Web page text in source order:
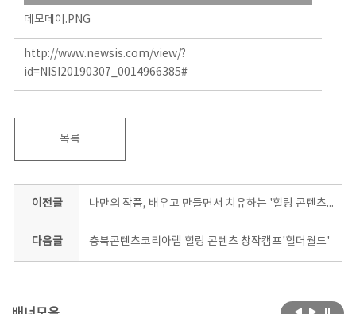
데모데이.PNG
http://www.newsis.com/view/?
id=NISI20190307_0014966385#
목록
이전글 나만의 작품, 배우고 만들면서 치유하는 '힐링 콘텐츠 창작 캠프'
다음글 충북콘텐츠코리아랩 힐링 콘텐츠 창작캠프'힐더월드'